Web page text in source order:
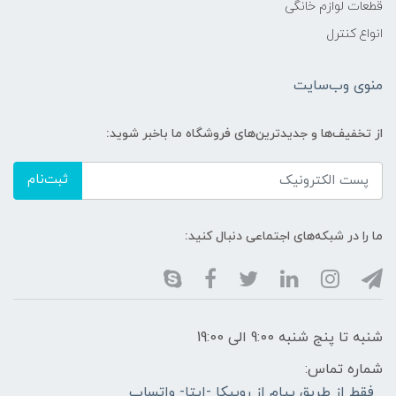
قطعات لوازم خانگی
انواع کنترل
منوی وب‌سایت
از تخفیف‌ها و جدیدترین‌های فروشگاه ما باخبر شوید:
ثبت‌نام
ما را در شبکه‌های اجتماعی دنبال کنید:
شنبه تا پنج شنبه 9:00 الی 19:00
شماره تماس: